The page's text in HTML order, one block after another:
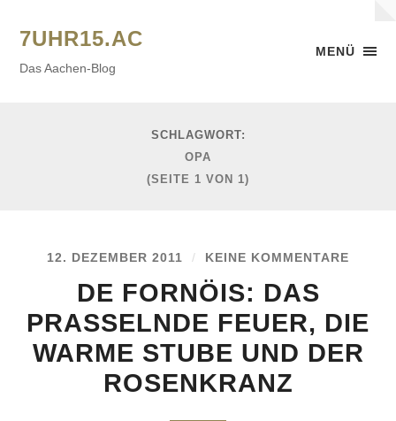
MENÜ
7UHR15.AC
Das Aachen-Blog
SCHLAGWORT:
OPA
(SEITE 1 VON 1)
12. DEZEMBER 2011 / KEINE KOMMENTARE
DE FORNÖIS: DAS
PRASSELNDE FEUER, DIE
WARME STUBE UND DER
ROSENKRANZ